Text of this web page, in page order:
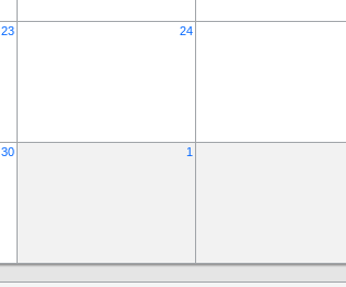
23 24
30 1